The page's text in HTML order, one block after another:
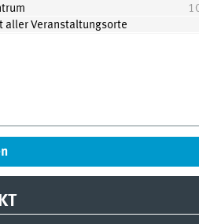
aller Veranstaltungsorte